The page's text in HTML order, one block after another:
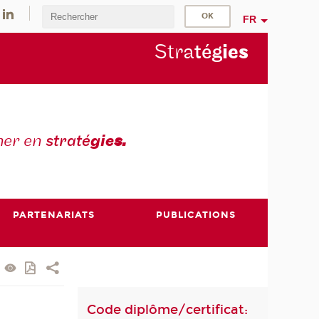
FR
Stratégies
en stratégies.
PARTENARIATS PUBLICATIONS
Code diplôme/certificat: